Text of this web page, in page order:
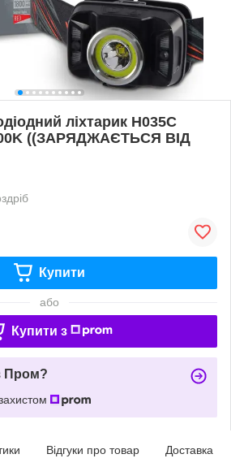
ліхтарик H035C
((ЗАРЯДЖАЄТЬСЯ ВІД
Купити
або
Купити з
Пром?
Відгуки про товар Доставка